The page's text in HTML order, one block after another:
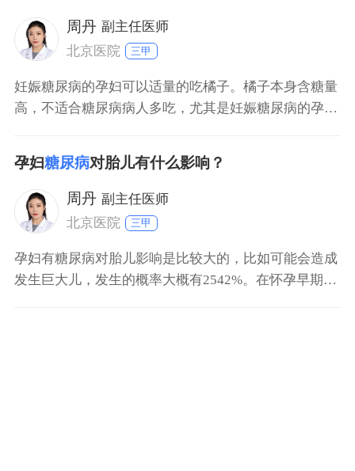
周丹 副主任医师
北京医院
三甲
妊娠糖尿病的孕妇可以适量的吃橘子。橘子本身含糖量
高，不适合糖尿病病人多吃，尤其是妊娠糖尿病的孕
尿病的饮食应当是平衡膳食和控制糖分的摄入，在总热
量摄入控制的前提下，获取均衡营养，动态监测血糖。
孕妇糖尿病对胎儿有什么影响？
周丹 副主任医师
北京医院
三甲
孕妇有糖尿病对胎儿影响是比较大的，比如可能会造成
发生巨大儿，发生的概率大概有2542%。在怀孕早期发